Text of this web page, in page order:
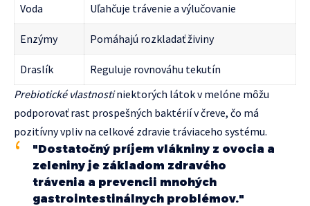
Voda Uľahčuje trávenie a výlučovanie
Enzýmy Pomáhajú rozkladať živiny
Draslík
Reguluje rovnováhu tekutín
Prebiotické vlastnostiniektorých látok v melóne môžu
podporovať rast prospešných baktérií v čreve, čo má
pozitívny vpliv na celkové zdravie tráviaceho systému.
"Dostatočný príjem vlákniny z ovocia a
zeleniny je základom zdravého
trávenia a prevencii mnohých
gastrointestinálnych problémov."